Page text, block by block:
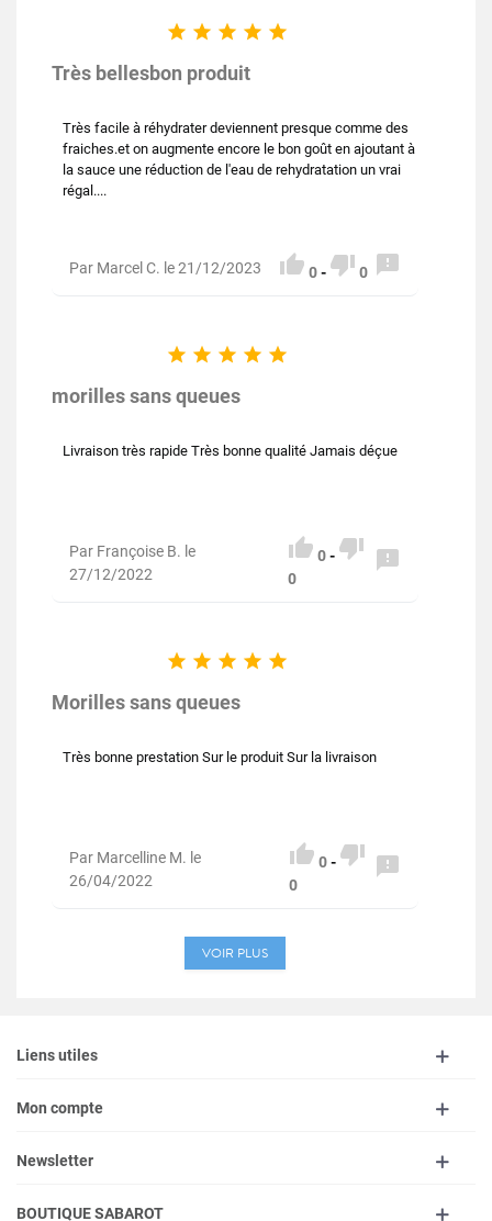
    
Très bellesbon produit
Très facile à réhydrater deviennent presque comme des
fraiches.et on augmente encore le bon goût en ajoutant à
la sauce une réduction de l'eau de rehydratation un vrai
régal....
Par Marcel C. le 21/12/2023  0-  0 
    
morilles sans queues
Livraison très rapide Très bonne qualité Jamais déçue
Par Françoise B. le
27/12/2022
 0- 
0

    
Morilles sans queues
Très bonne prestation Sur le produit Sur la livraison
Par Marcelline M. le
26/04/2022
 0- 
0

VOIR PLUS
Liens utiles
Mon compte
Newsletter
BOUTIQUE SABAROT